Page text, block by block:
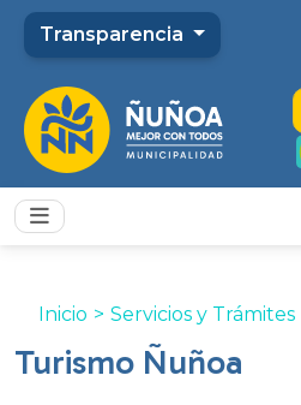
Transparencia
Inicio > Servicios y Trámites
Turismo Ñuñoa